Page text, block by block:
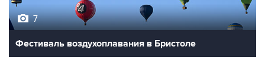
Фестиваль воздухоплавания в Бристоле